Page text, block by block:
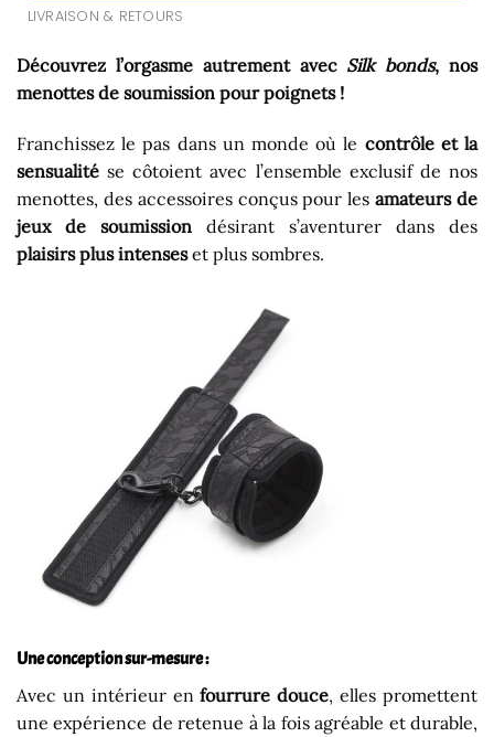
LIVRAISON & RETOURS
Découvrez l’orgasme autrement avec Silk bonds, nos
menottes de soumission pour poignets !
Franchissez le pas dans un monde où le contrôle et la
sensualité se côtoient avec l’ensemble exclusif de nos
menottes, des accessoires conçus pour lesamateurs de
jeux de soumission désirant s’aventurer dans des
plaisirs plus intenseset plus sombres.
Une conception sur-mesure :
Avec un intérieur enfourrure douce, elles promettent
une expérience de retenue à la fois agréable et durable,